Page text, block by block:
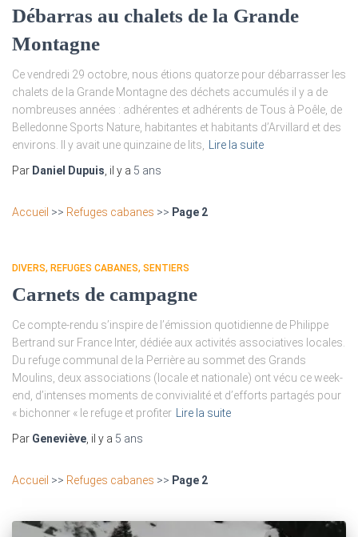
Débarras au chalets de la Grande
Montagne
Ce vendredi 29 octobre, nous étions quatorze pour débarrasser les
chalets de la Grande Montagne des déchets accumulés il y a de
nombreuses années : adhérentes et adhérents de Tous à Poêle, de
Belledonne Sports Nature, habitantes et habitants d’Arvillard et des
environs. Il y avait une quinzaine de lits, Lire la suite
Par Daniel Dupuis, il y a 5 ans
Accueil >> Refuges cabanes >> Page 2
DIVERS REFUGES CABANES SENTIERS
Carnets de campagne
Ce compte-rendu s’inspire de l’émission quotidienne de Philippe
Bertrand sur France Inter, dédiée aux activités associatives locales.
Du refuge communal de la Perrière au sommet des Grands
Moulins, deux associations (locale et nationale) ont vécu ce week-
end, d’intenses moments de convivialité et d’efforts partagés pour
« bichonner « le refuge et profiter Lire la suite
Par Geneviève, il y a 5 ans
Accueil >> Refuges cabanes >> Page 2